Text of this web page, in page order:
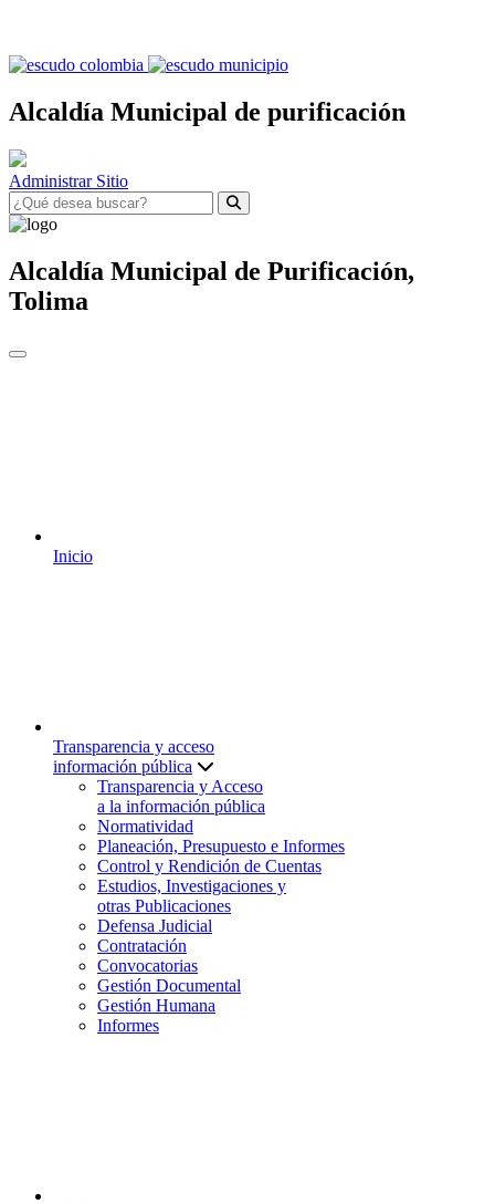
Alcaldía Municipal de purificación
Administrar Sitio
Alcaldía Municipal de Purificación,
Tolima
Inicio
Transparencia y acceso
información pública
Transparencia y Acceso
a la información pública
Normatividad
Planeación, Presupuesto e Informes
Control y Rendición de Cuentas
Estudios, Investigaciones y
otras Publicaciones
Defensa Judicial
Contratación
Convocatorias
Gestión Documental
Gestión Humana
Informes